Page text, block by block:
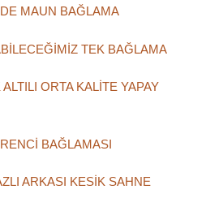
MAUN BAĞLAMA
TEK BAĞLAMA
ORTA KALİTE YAPAY
BAĞLAMASI
ARKASI KESİK SAHNE